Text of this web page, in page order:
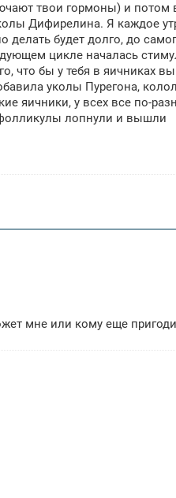
твои гормоны) и потом
Дифирелина. Я каждое
будет долго, до
цикле началась
что бы у тебя в яичниках
уколы Пурегона,
яичники, у всех все по-
фолликулы лопнули и вышли
мне или кому еще